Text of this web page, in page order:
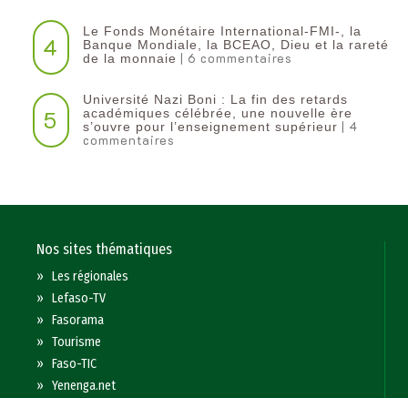
4
Le Fonds Monétaire International-FMI-, la
Banque Mondiale, la BCEAO, Dieu et la rareté
de la monnaie | 6 commentaires
5
Université Nazi Boni : La fin des retards
académiques célébrée, une nouvelle ère
s’ouvre pour l’enseignement supérieur | 4
commentaires
Nos sites thématiques
»Les régionales
»Lefaso-TV
»Fasorama
»Tourisme
»Faso-TIC
»Yenenga.net